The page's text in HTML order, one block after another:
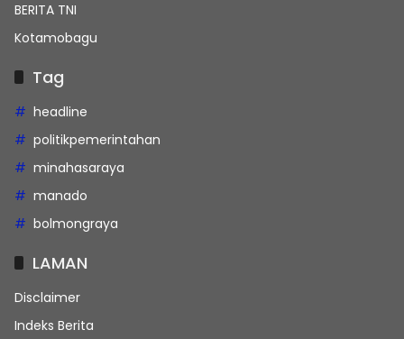
BERITA TNI
Kotamobagu
Tag
headline
politikpemerintahan
minahasaraya
manado
bolmongraya
LAMAN
Disclaimer
Indeks Berita